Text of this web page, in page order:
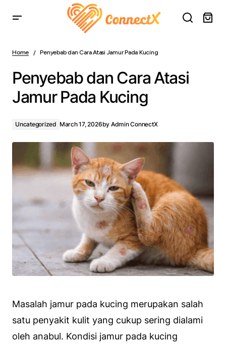
Home Penyebab dan Cara Atasi Jamur Pada Kucing
Penyebab dan Cara Atasi
Jamur Pada Kucing
Uncategorized March 17, 2026by Admin ConnectX
Masalah jamur pada kucing merupakan salah
satu penyakit kulit yang cukup sering dialami
oleh anabul. Kondisi jamur pada kucing